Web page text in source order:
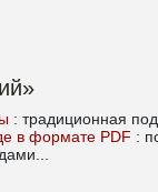
: традиционная
в формате PDF :